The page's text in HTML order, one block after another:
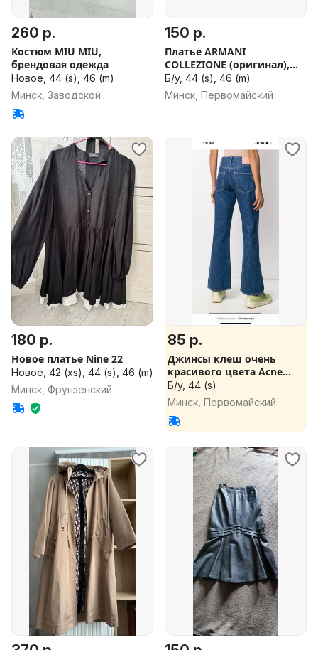
260 р.
Костюм MIU MIU,
брендовая одежда
Новое, 44 (s), 46 (m)
Минск, Заводской
150 р.
Платье ARMANI
COLLEZIONE (оригинал),
Италия, идеал
Б/у, 44 (s), 46 (m)
Минск, Первомайский
180 р.
Новое платье Nine 22
Новое, 42 (xs), 44 (s), 46 (m)
Минск, Фрунзенский
85 р.
Джинсы клеш очень
красивого цвета Acne
29/34
Б/у, 44 (s)
Минск, Первомайский